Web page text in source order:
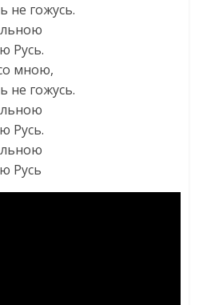
гожусь.
Русь.
мною,
гожусь.
Русь.
Русь